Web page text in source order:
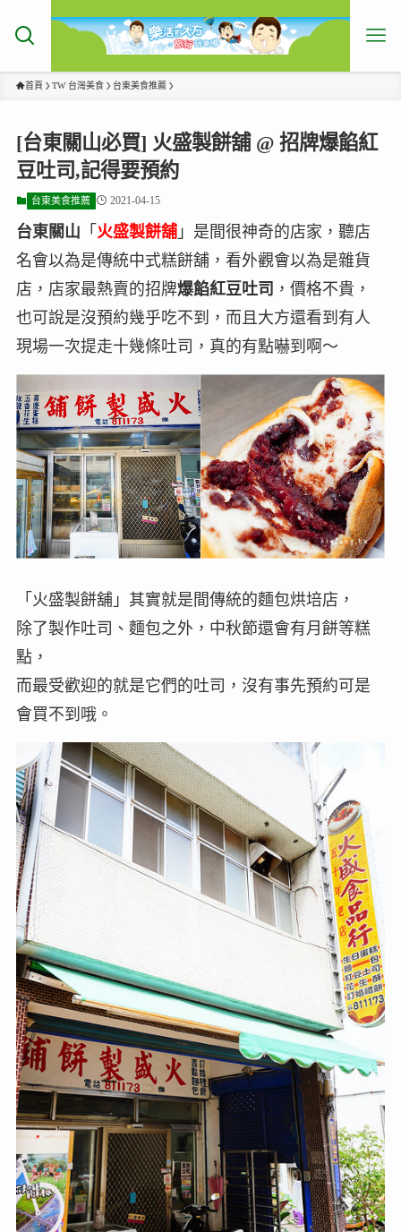
首頁 TW 台灣美食 台東美食推薦
[台東關山必買] 火盛製餅舖 @ 招牌爆餡紅
豆吐司,記得要預約
台東美食推薦 2021-04-15
台東關山 「 火盛製餅舖」是間很神奇的店家，聽店
名會以為是傳統中式糕餅舖，看外觀會以為是雜貨
店，店家最熱賣的招牌爆餡紅豆吐司 ，價格不貴，
也可說是沒預約幾乎吃不到，而且大方還看到有人
現場一次提走十幾條吐司，真的有點嚇到啊～
「火盛製餅舖」其實就是間傳統的麵包烘培店，
除了製作吐司、麵包之外，中秋節還會有月餅等糕
點，
而最受歡迎的就是它們的吐司，沒有事先預約可是
會買不到哦。